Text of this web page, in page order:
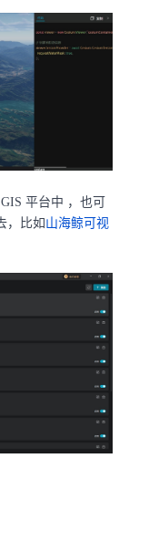
平台中 ，也可
，比如 山海鲸可视